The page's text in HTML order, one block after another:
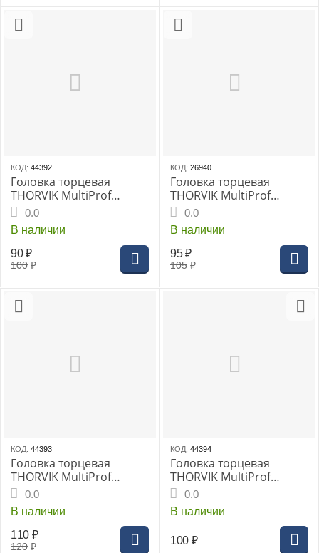
КОД: 44392
Головка торцевая
THORVIK MultiProf
1/4"DR, 10 мм, (MP01410)
0.0
В наличии
100 ₽
90 ₽
КОД: 26940
Головка торцевая
THORVIK MultiProf
1/4"DR, 11 мм, (MP01411)
0.0
В наличии
105 ₽
95 ₽
КОД: 44393
Головка торцевая
THORVIK MultiProf
1/4"DR, 12 мм, (MP01412)
0.0
В наличии
120 ₽
110 ₽
КОД: 44394
Головка торцевая
THORVIK MultiProf
1/4"DR, 13 мм, (MP01413)
0.0
В наличии
100 ₽